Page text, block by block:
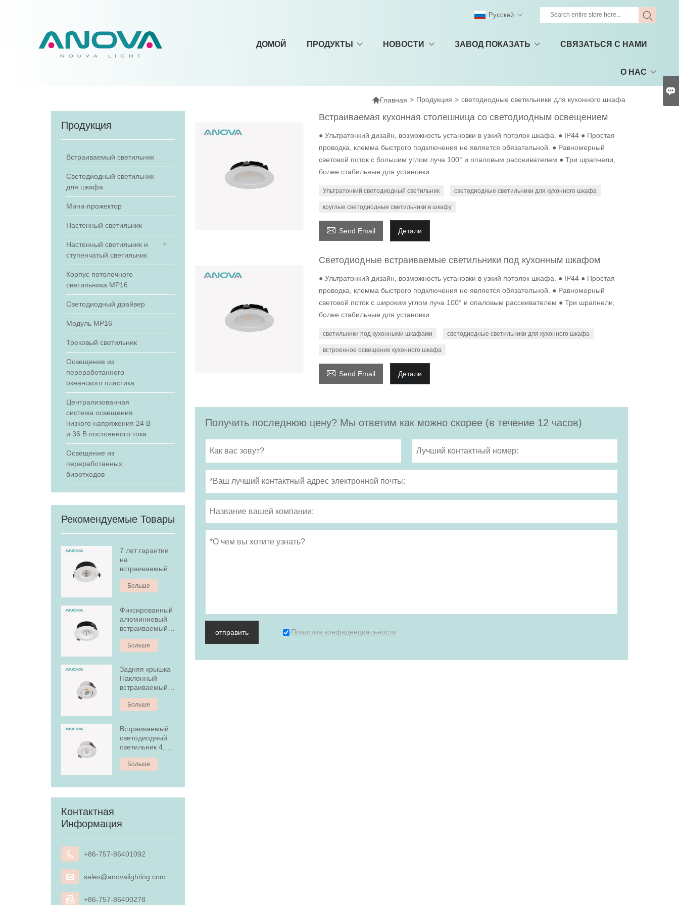
ДОМОЙ ПРОДУКТЫ НОВОСТИ ЗАВОД ПОКАЗАТЬ СВЯЗАТЬСЯ С НАМИ
О НАС
Pусский
Главная > Продукция > светодиодные светильники для кухонного шкафа
Продукция
Встраиваемый светильник
Светодиодный светильник
для шкафа
Мини-прожектор
Настенный светильник
Настенный светильник и
ступенчатый светильник
Корпус потолочного
светильника МР16
Светодиодный драйвер
Модуль МР16
Трековый светильник
Освещение из
переработанного
океанского пластика
Централизованная
система освещения
низкого напряжения 24 В
и 36 В постоянного тока
Освещение из
переработанных
биоотходов
Рекомендуемые Товары
7 лет гарантии
на
встраиваемый
светодиодный
светильник с
Больше
Фиксированный
алюминиевый
встраиваемый
светодиодный
светильник
яркостью
Больше
Задняя крышка
Наклонный
встраиваемый
светодиодный
светильник
Больше
Встраиваемый
светодиодный
светильник 4,5
Вт с
антибликовым
Больше
Контактная
Информация
 +86-757-86401092
 sales@anovalighting.com
 +86-757-86400278
Встраиваемая кухонная столешница со светодиодным освещением
● Ультратонкий дизайн, возможность установки в узкий потолок шкафа. ● IP44 ● Простая
проводка, клемма быстрого подключения не является обязательной. ● Равномерный
световой поток с большим углом луча 100° и опаловым рассеивателем ● Три шрапнели,
более стабильные для установки
Ультратонкий светодиодный светильник светодиодные светильники для кухонного шкафа
круглые светодиодные светильники в шкафу
 Send Email Детали
Светодиодные встраиваемые светильники под кухонным шкафом
● Ультратонкий дизайн, возможность установки в узкий потолок шкафа. ● IP44 ● Простая
проводка, клемма быстрого подключения не является обязательной. ● Равномерный
световой поток с широким углом луча 100° и опаловым рассеивателем ● Три шрапнели,
более стабильные для установки
светильники под кухонными шкафами светодиодные светильники для кухонного шкафа
встроенное освещение кухонного шкафа
 Send Email Детали
Получить последнюю цену? Мы ответим как можно скорее (в течение 12 часов)
отправить Политика конфиденциальности
